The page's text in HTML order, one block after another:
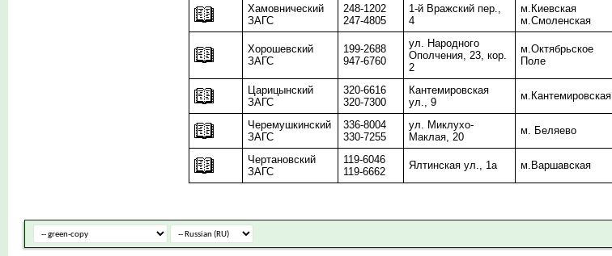
Хамовнический
ЗАГС
248-1202
247-4805
1-й Вражский пер.,
4
м.Киевская
м.Смоленская
Хорошевский
ЗАГС
199-2688
947-6760
ул. Народного
Ополчения, 23, кор.
2
м.Октябрьское
Поле
Царицынский
ЗАГС
320-6616
320-7300
Кантемировская
ул., 9
м.Кантемировская
Черемушкинский
ЗАГС
336-8004
330-7255
ул. Миклухо-
Маклая, 20
м. Беляево
Чертановский
ЗАГС
119-6046
119-6662
Ялтинская ул., 1а м.Варшавская